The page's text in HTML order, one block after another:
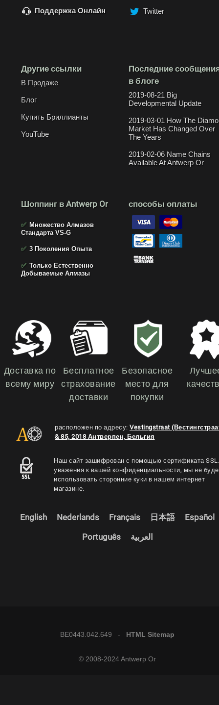
Поддержка Онлайн Twitter
Другие ссылки
В Продаже
Блог
Купить Бриллианты
YouTube
Последние
в блоге
2019-08-21 Big
Developmental Update
2019-03-01 How The
Market Has Changed Over
The Years
2019-02-06 Name Chains
Available At Antwerp Or
Шоппинг в Antwerp Or
✅ Множество Алмазов
Стандарта VS-G
✅ 3 Поколения Опыта
✅ Только Естественно
Добываемые Алмазы
способы оплаты
Доставка по
всему миру
Бесплатное
страхование
доставки
Безопасное
место для
покупки
расположен по адресу: Vestingstraat
& 85, 2018 Антверпен, Бельгия
Наш сайт зашифрован с помощью сертификата
уважения к вашей конфиденциальности, мы не
использовать сторонние куки в нашем интернет
магазине.
English Nederlands Français 日本語 Español
Português العربية
BE0443.042.649 - HTML Sitemap
© 2008-2024 Antwerp Or